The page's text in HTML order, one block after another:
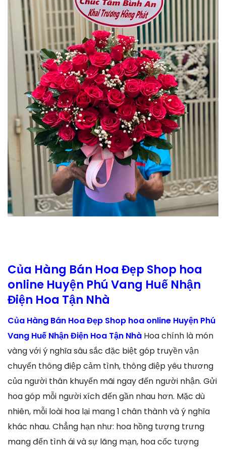
Của Hàng Bán Hoa Đẹp Shop hoa
online Huyện Phú Vang Huế Nhận
Điện Hoa Tận Nhà
Của Hàng Bán Hoa Đẹp Shop hoa online Huyện Phú
Vang Huế Nhận Điện Hoa Tận Nhà Hoa chính là món
vàng với ý nghĩa sâu sắc đặc biệt góp truyền vận
chuyển thông điệp cảm tình, thông điệp yêu thương
của người thân khuyến mãi ngay đến người nhận. Gửi
hoa góp mỗi người xích đến gần nhau hơn. Mặc dù
nhiên, mỗi loài hoa lại mang 1 chân thành và ý nghĩa
khác nhau. Chẳng hạn như: hoa hồng tượng trưng
mang đến tình ái và sự lãng mạn, hoa cốc tượng